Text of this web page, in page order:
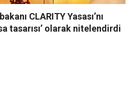
CLARITY Yasası’nı
tasarısı’ olarak nitelendirdi